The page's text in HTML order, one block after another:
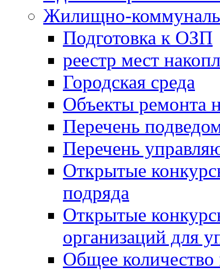
Жилищно-
Подготовка к ОЗП
реестр мест
Городская среда
Объекты ремонта
Перечень
Перечень
Открытые
подряда
Открытые
организаций для
Общее